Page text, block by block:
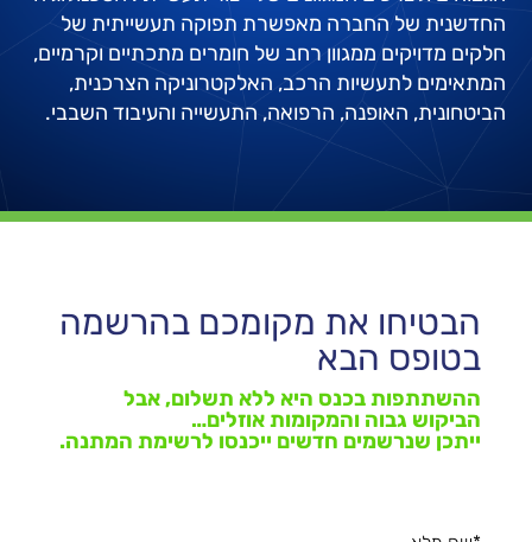
החדשנית של החברה מאפשרת תפוקה תעשייתית של
חלקים מדויקים ממגוון רחב של חומרים מתכתיים וקרמיים,
המתאימים לתעשיות הרכב, האלקטרוניקה הצרכנית,
הביטחונית, האופנה, הרפואה, התעשייה והעיבוד השבבי.
הבטיחו את מקומכם בהרשמה
בטופס הבא
ההשתתפות בכנס היא ללא תשלום, אבל
הביקוש גבוה והמקומות אוזלים…
ייתכן שנרשמים חדשים ייכנסו לרשימת המתנה.